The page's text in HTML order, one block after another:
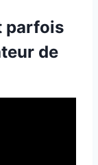
parfois
de